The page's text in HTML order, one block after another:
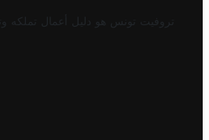
تروفيت تونس هو دليل أعمال تملكه